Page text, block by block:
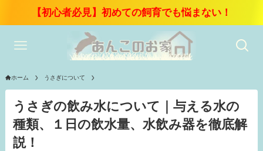
【初心者必見】初めての飼育でも悩まない！
ホーム うさぎについて
うさぎの飲み水について｜与える水の
種類、１日の飲水量、水飲み器を徹底解
説！